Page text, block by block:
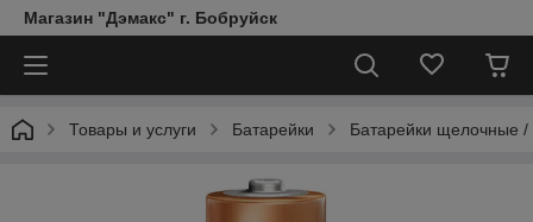
Магазин "Дэмакс" г. Бобруйск
Товары и услуги Батарейки Батарейки щелочные /